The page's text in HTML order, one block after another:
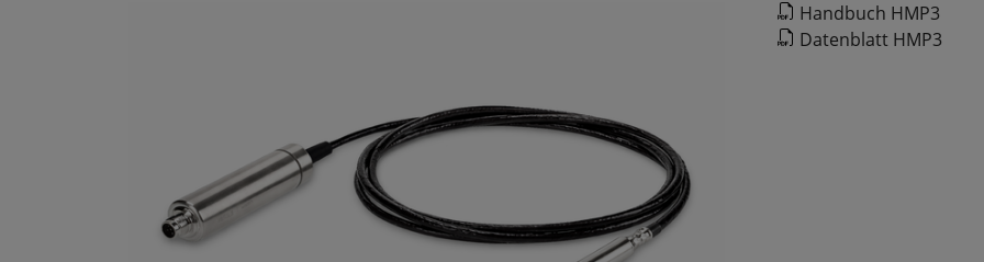
Handbuch HMP3
Datenblatt HMP3